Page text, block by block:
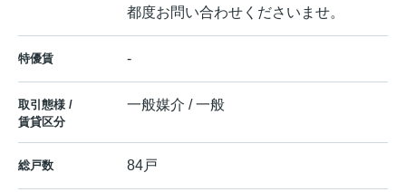
都度お問い合わせくださいませ。
特優賃 -
取引態様 /
賃貸区分
一般媒介 / 一般
総戸数 84戸